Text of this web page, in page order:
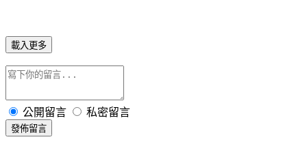
載入更多
公開留言 私密留言
發佈留言